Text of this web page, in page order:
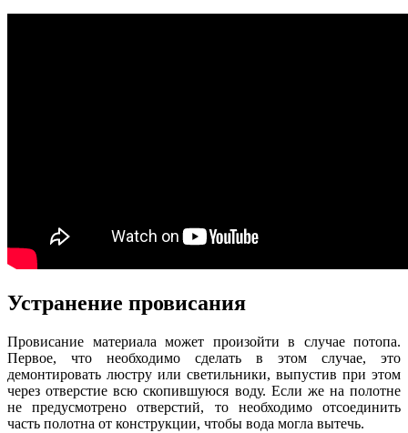
Устранение провисания
Провисание материала может произойти в случае потопа.
Первое, что необходимо сделать в этом случае, это
демонтировать люстру или светильники, выпустив при этом
через отверстие всю скопившуюся воду. Если же на полотне
не предусмотрено отверстий, то необходимо отсоединить
часть полотна от конструкции, чтобы вода могла вытечь.